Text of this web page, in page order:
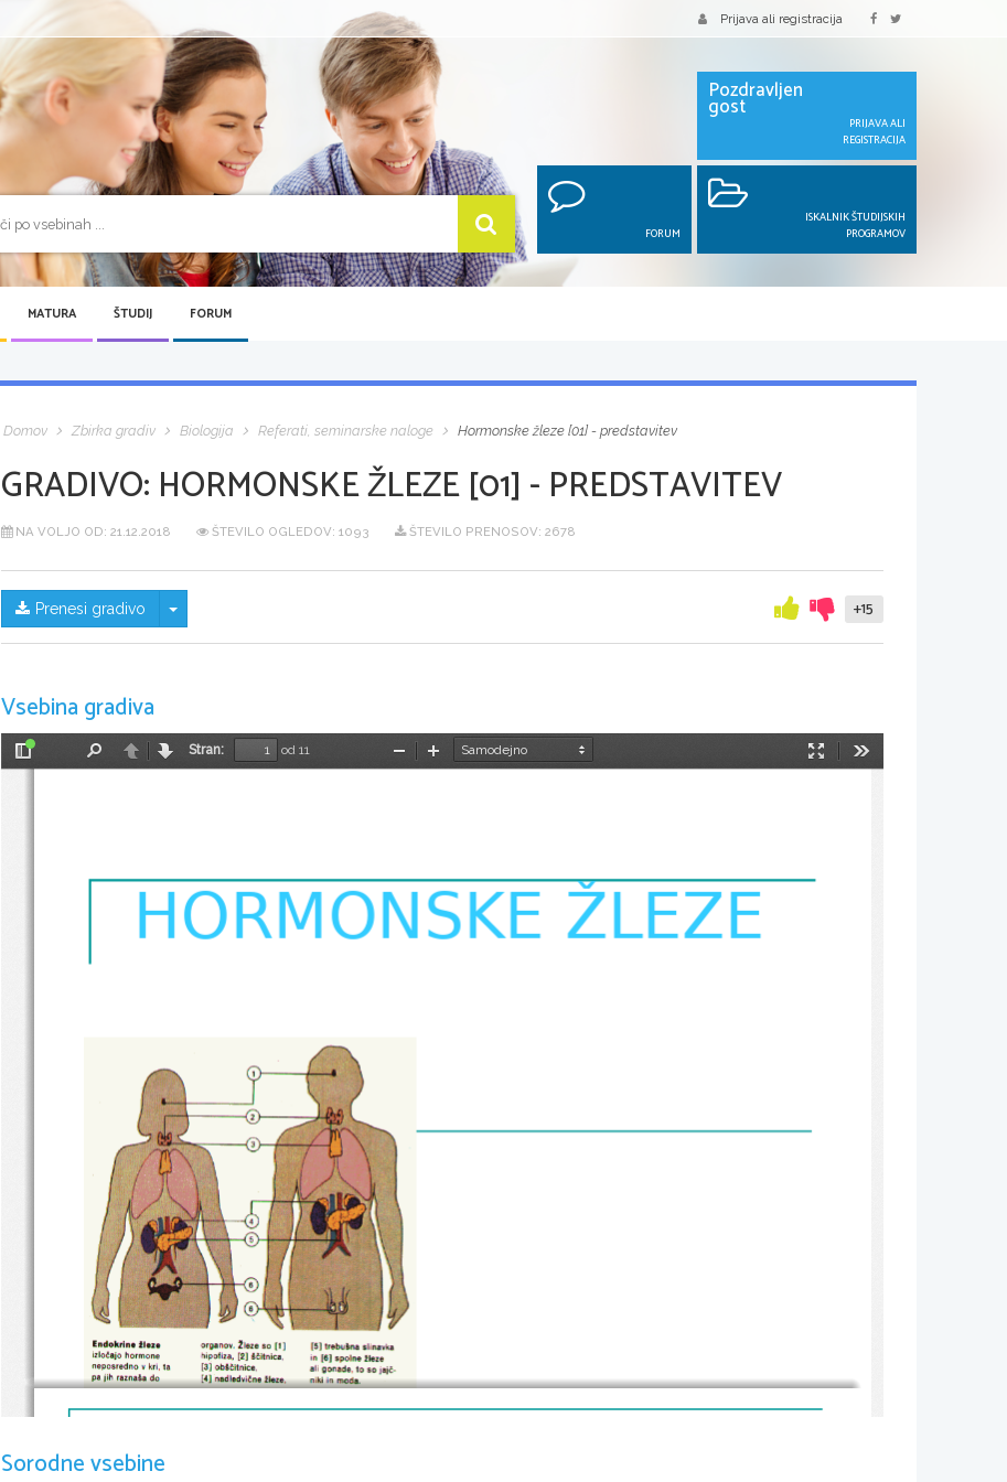
Prijava ali registracija
Pozdravljen
gost
PRIJAVA ALI
REGISTRACIJA
FORUM
ISKALNIK ŠTUDIJSKIH
PROGRAMOV
MATURA ŠTUDIJ FORUM
Domov Zbirka gradiv Biologija Referati, seminarske naloge Hormonske žleze [01] - predstavitev
GRADIVO: HORMONSKE ŽLEZE [01] - PREDSTAVITEV
NA VOLJO OD: 21.12.2018 ŠTEVILO OGLEDOV: 1093 ŠTEVILO PRENOSOV: 2678
Prenesi gradivo Skrij/prikaži meni +15
Vsebina gradiva
Preklopi
NazajNaprej
Stran:
od 11
Način
PomanjšajPovečaj
HORMONSKE ŽLEZE
Sorodne vsebine